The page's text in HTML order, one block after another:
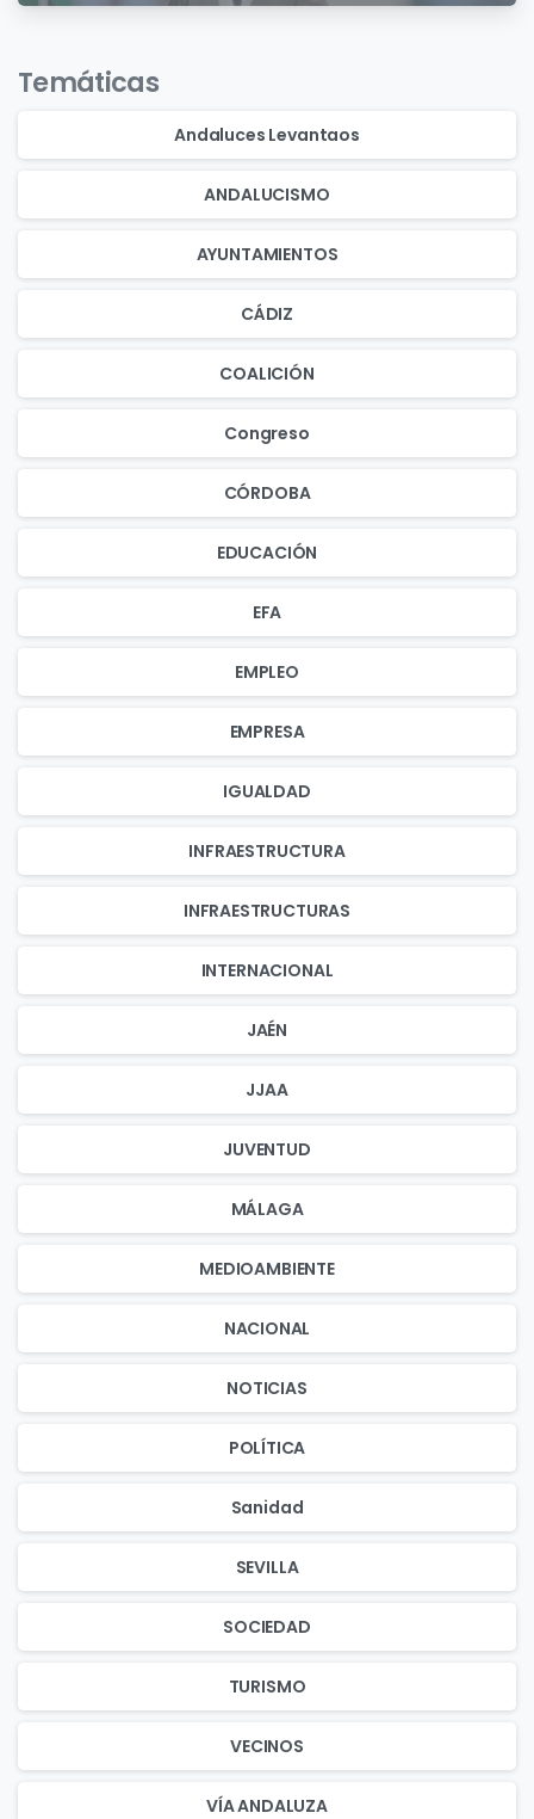
Temáticas
Andaluces Levantaos
ANDALUCISMO
AYUNTAMIENTOS
CÁDIZ
COALICIÓN
Congreso
CÓRDOBA
EDUCACIÓN
EFA
EMPLEO
EMPRESA
IGUALDAD
INFRAESTRUCTURA
INFRAESTRUCTURAS
INTERNACIONAL
JAÉN
JJAA
JUVENTUD
MÁLAGA
MEDIOAMBIENTE
NACIONAL
NOTICIAS
POLÍTICA
Sanidad
SEVILLA
SOCIEDAD
TURISMO
VECINOS
VÍA ANDALUZA